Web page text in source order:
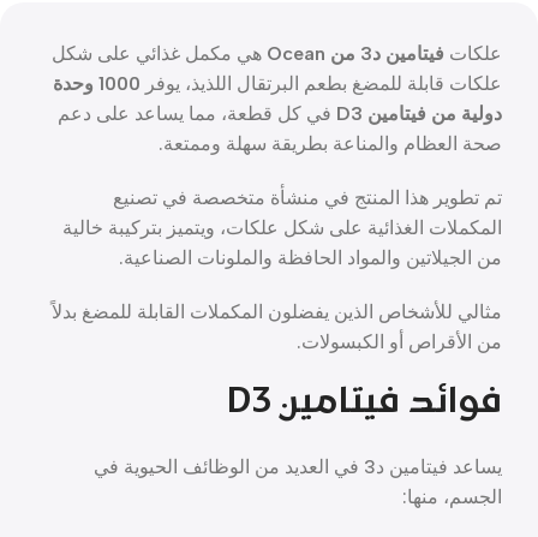
علكات فيتامين د3 من Ocean
هي مكمل غذائي على شكل
علكات قابلة للمضغ بطعم البرتقال اللذيذ، يوفر
1000 وحدة
دولية من فيتامين D3
في كل قطعة، مما يساعد على دعم
صحة العظام والمناعة بطريقة سهلة وممتعة.
تم تطوير هذا المنتج في منشأة متخصصة في تصنيع
المكملات الغذائية على شكل علكات، ويتميز بتركيبة خالية
من الجيلاتين والمواد الحافظة والملونات الصناعية.
مثالي للأشخاص الذين يفضلون المكملات القابلة للمضغ بدلاً
من الأقراص أو الكبسولات.
فوائد فيتامين D3
يساعد فيتامين د3 في العديد من الوظائف الحيوية في
الجسم، منها: